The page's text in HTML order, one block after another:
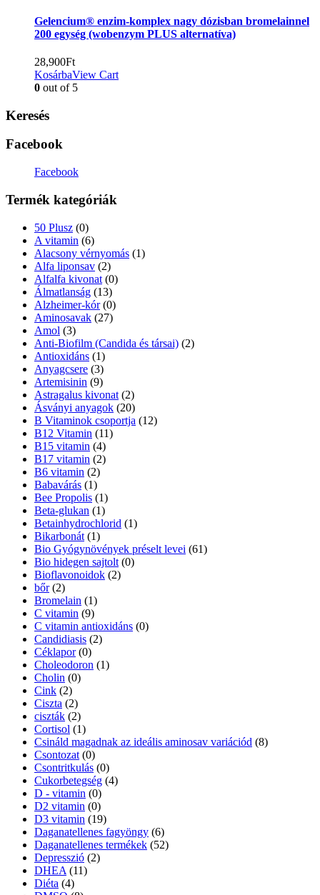
Gelencium® enzim-komplex nagy dózisban bromelainnel
200 egység (wobenzym PLUS alternatíva)
28,900Ft
KosárbaView Cart
0 out of 5
Keresés
Facebook
Facebook
Termék kategóriák
50 Plusz (0)
A vitamin (6)
Alacsony vérnyomás (1)
Alfa liponsav (2)
Alfalfa kivonat (0)
Álmatlanság (13)
Alzheimer-kór (0)
Aminosavak (27)
Amol (3)
Anti-Biofilm (Candida és társai) (2)
Antioxidáns (1)
Anyagcsere (3)
Artemisinin (9)
Astragalus kivonat (2)
Ásványi anyagok (20)
B Vitaminok csoportja (12)
B12 Vitamin (11)
B15 vitamin (4)
B17 vitamin (2)
B6 vitamin (2)
Babavárás (1)
Bee Propolis (1)
Beta-glukan (1)
Betainhydrochlorid (1)
Bikarbonát (1)
Bio Gyógynövények préselt levei (61)
Bio hidegen sajtolt (0)
Bioflavonoidok (2)
bőr (2)
Bromelain (1)
C vitamin (9)
C vitamin antioxidáns (0)
Candidiasis (2)
Céklapor (0)
Choleodoron (1)
Cholin (0)
Cink (2)
Ciszta (2)
ciszták (2)
Cortisol (1)
Csináld magadnak az ideális aminosav variációd (8)
Csontozat (0)
Csontritkulás (0)
Cukorbetegség (4)
D - vitamin (0)
D2 vitamin (0)
D3 vitamin (19)
Daganatellenes fagyöngy (6)
Daganatellenes termékek (52)
Depresszió (2)
DHEA (11)
Diéta (4)